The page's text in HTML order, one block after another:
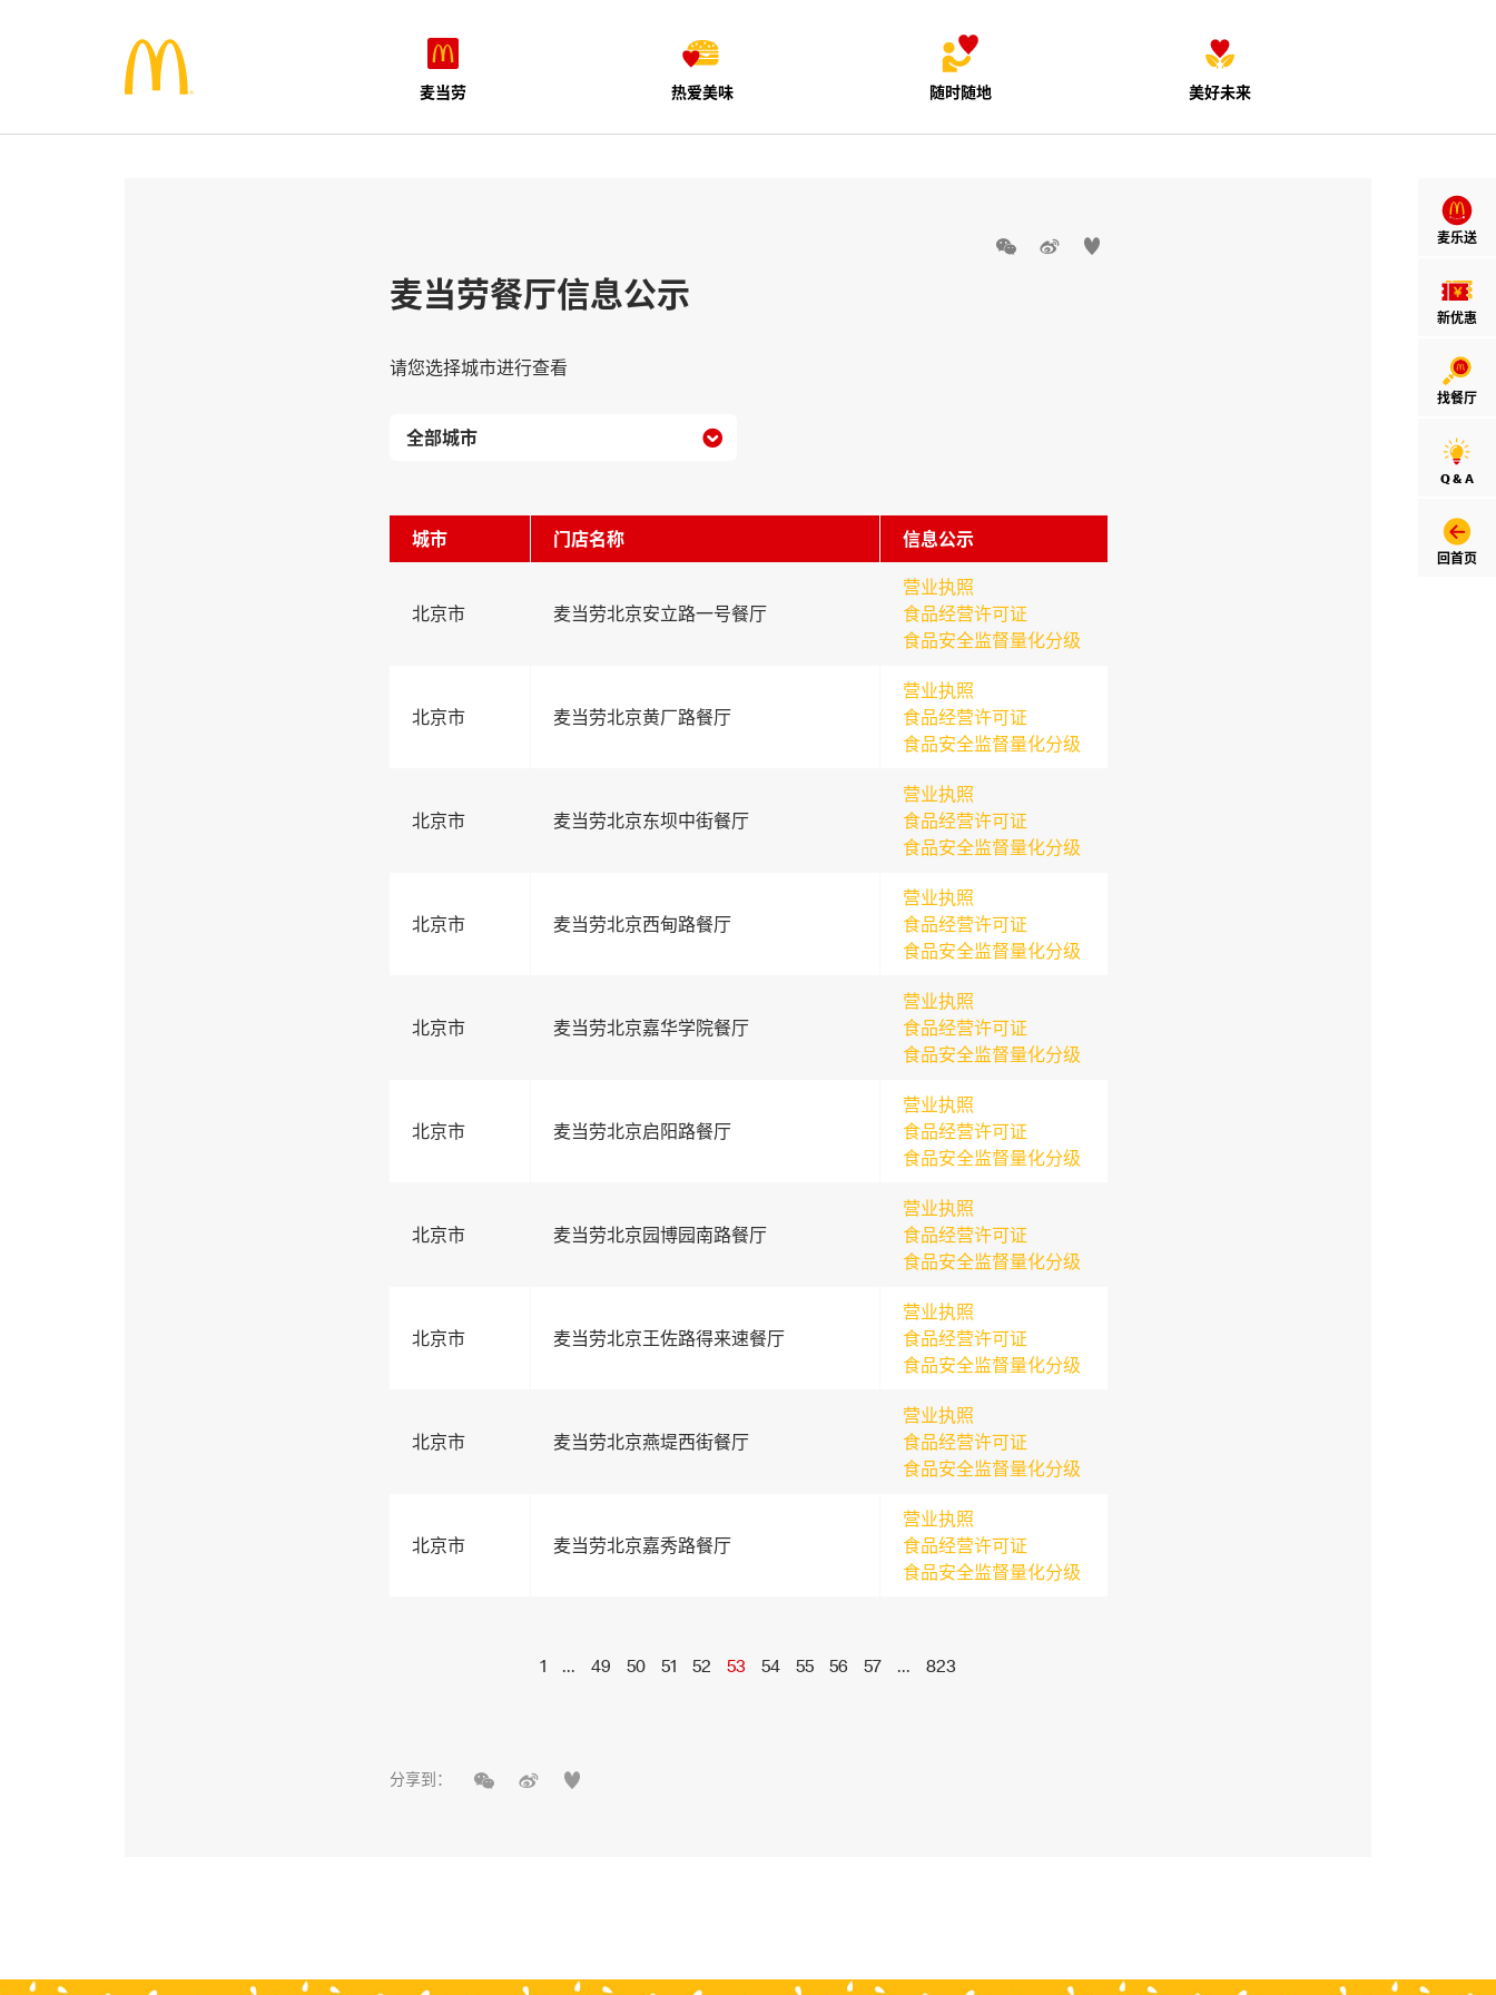
麦当劳 热爱美味 随时随地 美好未来
麦乐送
新优惠
找餐厅
Q & A
回首页
  
麦当劳餐厅信息公示
请您选择城市进行查看

城市 门店名称 信息公示
北京市 麦当劳北京安立路一号餐厅
营业执照
食品经营许可证
食品安全监督量化分级
北京市 麦当劳北京黄厂路餐厅
营业执照
食品经营许可证
食品安全监督量化分级
北京市 麦当劳北京东坝中街餐厅
营业执照
食品经营许可证
食品安全监督量化分级
北京市 麦当劳北京西甸路餐厅
营业执照
食品经营许可证
食品安全监督量化分级
北京市 麦当劳北京嘉华学院餐厅
营业执照
食品经营许可证
食品安全监督量化分级
北京市 麦当劳北京启阳路餐厅
营业执照
食品经营许可证
食品安全监督量化分级
北京市 麦当劳北京园博园南路餐厅
营业执照
食品经营许可证
食品安全监督量化分级
北京市 麦当劳北京王佐路得来速餐厅
营业执照
食品经营许可证
食品安全监督量化分级
北京市 麦当劳北京燕堤西街餐厅
营业执照
食品经营许可证
食品安全监督量化分级
北京市 麦当劳北京嘉秀路餐厅
营业执照
食品经营许可证
食品安全监督量化分级
1 ... 49 50 51 52 53 54 55 56 57 ... 823
分享到：   